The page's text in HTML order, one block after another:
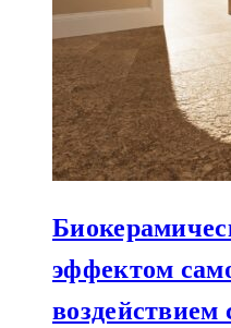
эффектом
воздействием